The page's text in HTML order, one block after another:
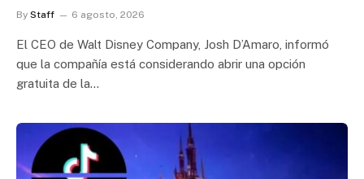
By Staff 6 agosto, 2026
El CEO de Walt Disney Company, Josh D’Amaro, informó
que la compañía está considerando abrir una opción
gratuita de la…